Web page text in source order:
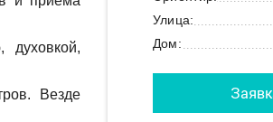
духовкой,
Везде
Улица:
Дом: